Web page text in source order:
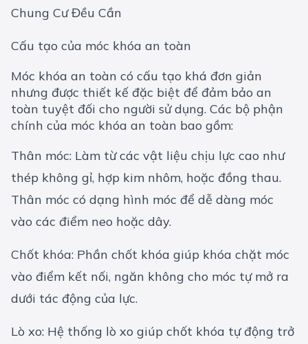
Chung Cư Đều Cần
Cấu tạo của móc khóa an toàn
Móc khóa an toàn có cấu tạo khá đơn giản
nhưng được thiết kế đặc biệt để đảm bảo an
toàn tuyệt đối cho người sử dụng. Các bộ phận
chính của móc khóa an toàn bao gồm:
Thân móc: Làm từ các vật liệu chịu lực cao như
thép không gỉ, hợp kim nhôm, hoặc đồng thau.
Thân móc có dạng hình móc để dễ dàng móc
vào các điểm neo hoặc dây.
Chốt khóa: Phần chốt khóa giúp khóa chặt móc
vào điểm kết nối, ngăn không cho móc tự mở ra
dưới tác động của lực.
Lò xo: Hệ thống lò xo giúp chốt khóa tự động trở